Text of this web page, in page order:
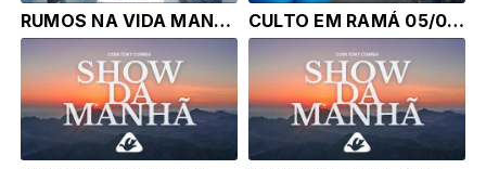
RUMOS NA VIDA MANHA | 06.07.26 | Pr. Érico Rodolpho Bussinger CULTO EM RAMÁ 05/07/2026 | DOMINGO | PR. ÉRICO RODOLPHO BUSSINGER